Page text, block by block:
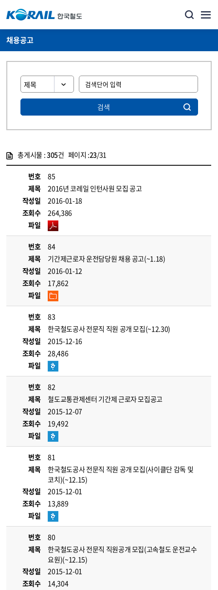
채용공고
검색
총게시물 :305건 페이지 :23/31
번호
85
제목
2016년 코레일 인턴사원 모집 공고
작성일
2016-01-18
조회수
264,386
파일
번호
84
제목
기간제근로자 운전담당원 채용 공고(~1.18)
작성일
2016-01-12
조회수
17,862
파일
번호
83
제목
한국철도공사 전문직 직원 공개 모집(~12.30)
작성일
2015-12-16
조회수
28,486
파일
번호
82
제목
철도교통관제센터 기간제 근로자 모집공고
작성일
2015-12-07
조회수
19,492
파일
번호
81
제목
한국철도공사 전문직 직원 공개 모집(사이클단 감독 및
코치)(~12.15)
작성일
2015-12-01
조회수
13,889
파일
번호
80
제목
한국철도공사 전문직 직원공개 모집(고속철도 운전교수
요원)(~12.15)
작성일
2015-12-01
조회수
14,304